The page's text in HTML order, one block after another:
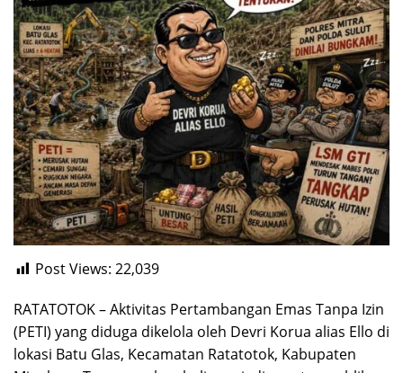
Post Views: 22,039
RATATOTOK – Aktivitas Pertambangan Emas Tanpa Izin
(PETI) yang diduga dikelola oleh Devri Korua alias Ello di
lokasi Batu Glas, Kecamatan Ratatotok, Kabupaten